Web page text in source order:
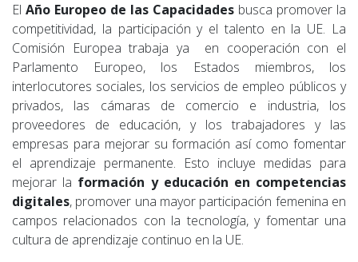
El Año Europeo de las Capacidades busca promover la
competitividad, la participación y el talento en la UE. La
Comisión Europea trabaja ya en cooperación con el
Parlamento Europeo, los Estados miembros, los
interlocutores sociales, los servicios de empleo públicos y
privados, las cámaras de comercio e industria, los
proveedores de educación, y los trabajadores y las
empresas para mejorar su formación así como fomentar
el aprendizaje permanente. Esto incluye medidas para
mejorar la formación y educación en competencias
digitales, promover una mayor participación femenina en
campos relacionados con la tecnología, y fomentar una
cultura de aprendizaje continuo en la UE.